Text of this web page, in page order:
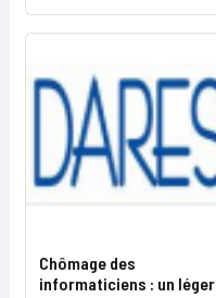
Chômage des
informaticiens : un léger